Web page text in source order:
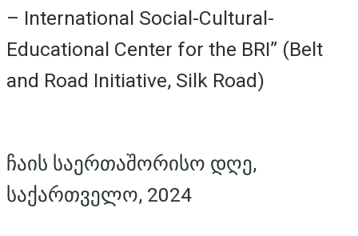
– International Social-Cultural-
Educational Center for the BRI” (Belt
and Road Initiative, Silk Road)
ჩაის საერთაშორისო დღე,
საქართველო, 2024